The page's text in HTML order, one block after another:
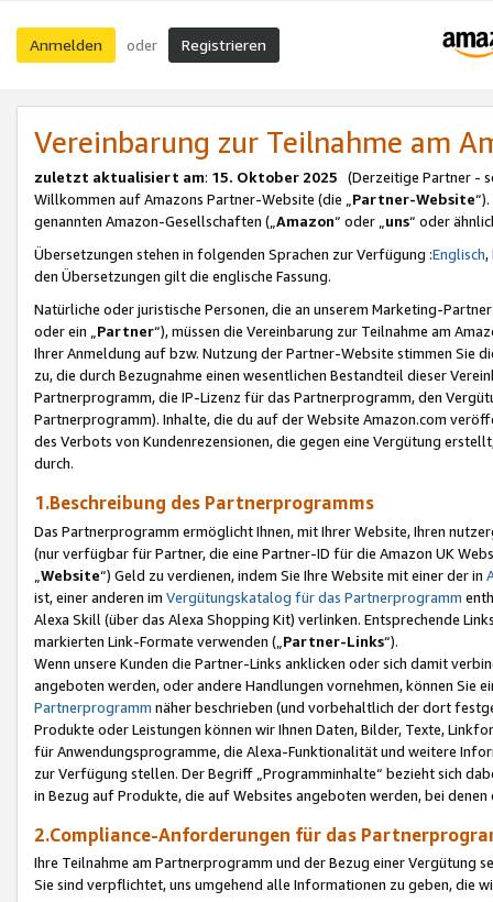
Anmelden oder Registrieren
Vereinbarung zur Teilnahme am
zuletzt aktualisiert am: 15. Oktober 2025 (Derzeitige Partner -
Willkommen auf Amazons Partner-Website (die „Partner-Website
genannten Amazon-Gesellschaften („Amazon“ oder „uns“ oder
Übersetzungen stehen in folgenden Sprachen zur Verfügung :Englisch,
den Übersetzungen gilt die englische Fassung.
Natürliche oder juristische Personen, die an unserem Marketing-
oder ein „Partner“), müssen die Vereinbarung zur Teilnahme am
Ihrer Anmeldung auf bzw. Nutzung der Partner-Website stimmen Sie
zu, die durch Bezugnahme einen wesentlichen Bestandteil dieser
Partnerprogramm, die IP-Lizenz für das Partnerprogramm, den
Partnerprogramm). Inhalte, die du auf der Website Amazon.com
des Verbots von Kundenrezensionen, die gegen eine Vergütung
durch.
1.Beschreibung des Partnerprogramms
Das Partnerprogramm ermöglicht Ihnen, mit Ihrer Website, Ihren
(nur verfügbar für Partner, die eine Partner-ID für die Amazon UK
Website“) Geld zu verdienen, indem Sie Ihre Website mit einer der in
ist, einer anderen im Vergütungskatalog für das Partnerprogramm
Alexa Skill (über das Alexa Shopping Kit) verlinken. Entsprechende
markierten Link-Formate verwenden („ Partner-Links“).
Wenn unsere Kunden die Partner-Links anklicken oder sich damit
angeboten werden, oder andere Handlungen vornehmen, können Sie
Partnerprogramm näher beschrieben (und vorbehaltlich der dort
Produkte oder Leistungen können wir Ihnen Daten, Bilder, Texte,
für Anwendungsprogramme, die Alexa-Funktionalität und weitere
zur Verfügung stellen. Der Begriff „Programminhalte“ bezieht sich
in Bezug auf Produkte, die auf Websites angeboten werden, bei
2.Compliance-Anforderungen für das
Ihre Teilnahme am Partnerprogramm und der Bezug einer Vergütung
Sie sind verpflichtet, uns umgehend alle Informationen zu geben, die